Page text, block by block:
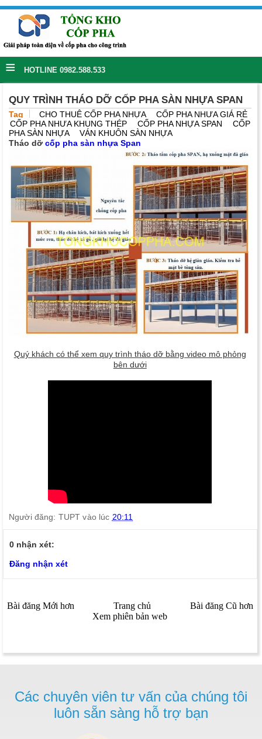
≡ HOTLINE 0982.588.533
QUY TRÌNH THÁO DỠ CỐP PHA SÀN NHỰA SPAN
Tag CHO THUÊ CỐP PHA NHỰA
CỐP PHA NHỰA GIÁ RẺ
CỐP PHA NHỰA KHUNG THÉP
CỐP PHA NHỰA SPAN
CỐP
PHA SÀN NHỰA
VÁN KHUÔN SÀN NHỰA
Tháo dỡ cốp pha sàn nhựa Span
Quý khách có thể xem quy trình tháo dỡ bằng video mô phỏng
bên dưới
Người đăng: TUPT vào lúc 20:11
0 nhận xét:
Đăng nhận xét
Bài đăng Mới hơn Bài đăng Cũ hơn
Trang chủ
Xem phiên bản web
Các chuyên viên tư vấn của chúng tôi
luôn sẵn sàng hỗ trợ bạn